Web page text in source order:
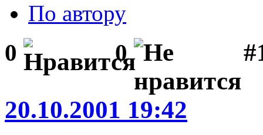
По автору
0 0
20.10.2001 19:42